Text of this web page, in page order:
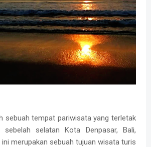
sebuah tempat pariwisata yang terletak
sebelah selatan Kota Denpasar, Bali,
ini merupakan sebuah tujuan wisata turis